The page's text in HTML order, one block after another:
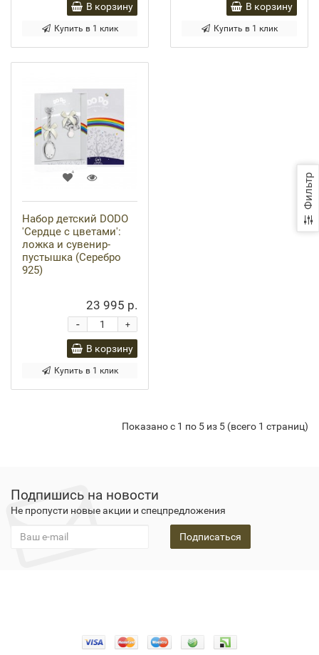
Фильтр
В корзину
Купить в 1 клик
В корзину
Купить в 1 клик
Набор детский DODO
'Сердце с цветами':
ложка и сувенир-
пустышка (Серебро
925)
23 995 р.
+
-
В корзину
Купить в 1 клик
Показано с 1 по 5 из 5 (всего 1 страниц)
Подпишись на новости
Не пропусти новые акции и спецпредложения
Подписаться